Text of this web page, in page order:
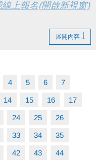
線上報名(開啟新視窗)
立完成25公尺游泳能
救與求生、游泳基本
展開內容
4 5 6 7
14 15 16 17
24 25 26
33 34 35
42 43 44